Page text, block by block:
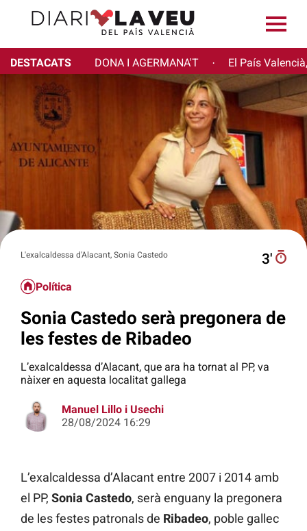
DESTACATS DONA I AGERMANA'T · El País
L'exalcaldessa d'Alacant, Sonia Castedo 3′
Política
Sonia Castedo serà pregonera de
les festes de Ribadeo
L’exalcaldessa d’Alacant, que ara ha tornat al PP, va
nàixer en aquesta localitat gallega
Manuel Lillo i Usechi
28/08/2024 16:29
L’exalcaldessa d’Alacant entre 2007 i 2014 amb
el PP, Sonia Castedo, serà enguany la pregonera
de les festes patronals de Ribadeo, poble gallec